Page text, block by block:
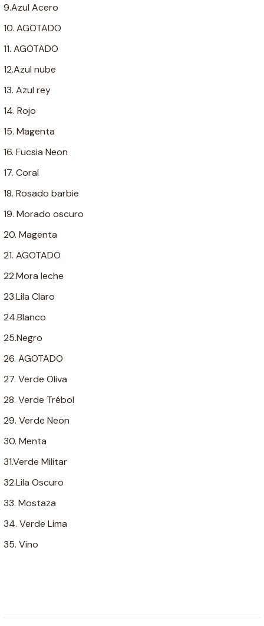
9.Azul Acero
10. AGOTADO
11. AGOTADO
12.Azul nube
13. Azul rey
14. Rojo
15. Magenta
16. Fucsia Neon
17. Coral
18. Rosado barbie
19. Morado oscuro
20. Magenta
21. AGOTADO
22.Mora leche
23.Lila Claro
24.Blanco
25.Negro
26. AGOTADO
27. Verde Oliva
28. Verde Trébol
29. Verde Neon
30. Menta
31.Verde Militar
32.Lila Oscuro
33. Mostaza
34. Verde Lima
35. Vino